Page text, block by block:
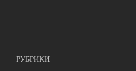
РУБРИКИ